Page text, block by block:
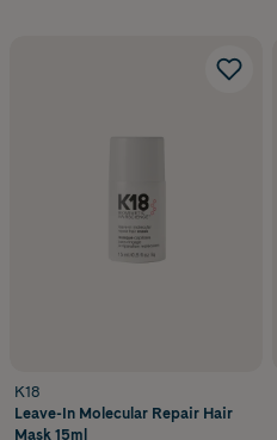
K18
Leave-In Molecular Repair Hair
Mask 15ml